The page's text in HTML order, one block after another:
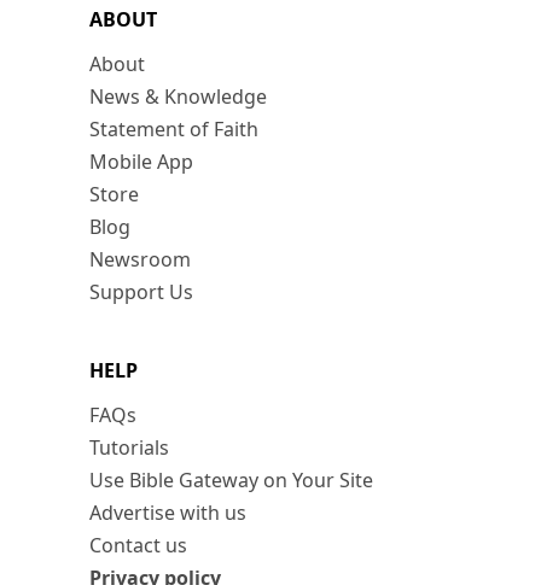
ABOUT
About
News & Knowledge
Statement of Faith
Mobile App
Store
Blog
Newsroom
Support Us
HELP
FAQs
Tutorials
Use Bible Gateway on Your Site
Advertise with us
Contact us
Privacy policy